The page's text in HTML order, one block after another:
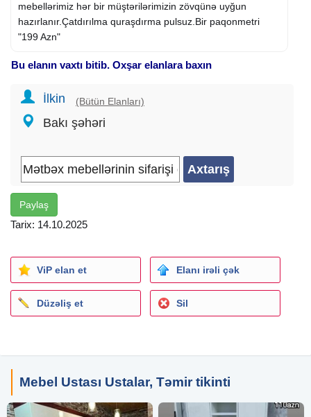
mebellərimiz hər bir müştərilərimizin zövqünə uyğun
hazırlanır.Çatdırılma quraşdırma pulsuz.Bir paqonmetri
"199 Azn"
Bu elanın vaxtı bitib. Oxşar elanlara baxın
İlkin (Bütün Elanları)
Bakı şəhəri
Paylaş
Tarix: 14.10.2025
ViP elan et Elanı irəli çək
Düzəliş et Sil
Mebel Ustası Ustalar, Təmir tikinti